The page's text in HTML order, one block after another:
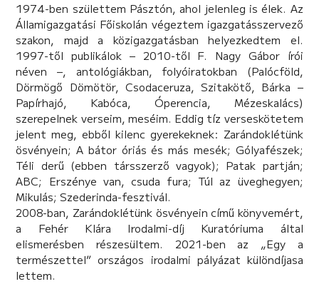
1974-ben születtem Pásztón, ahol jelenleg is élek. Az
Államigazgatási Főiskolán végeztem igazgatásszervező
szakon, majd a közigazgatásban helyezkedtem el.
1997-től publikálok – 2010-től F. Nagy Gábor írói
néven –, antológiákban, folyóiratokban (Palócföld,
Dörmögő Dömötör, Csodaceruza, Szitakötő, Bárka –
Papírhajó, Kabóca, Óperencia, Mézeskalács)
szerepelnek verseim, meséim. Eddig tíz verseskötetem
jelent meg, ebből kilenc gyerekeknek: Zarándoklétünk
ösvényein; A bátor óriás és más mesék; Gólyafészek;
Téli derű (ebben társszerző vagyok); Patak partján;
ABC; Erszénye van, csuda fura; Túl az üveghegyen;
Mikulás; Szederinda-fesztivál.
2008-ban, Zarándoklétünk ösvényein című könyvemért,
a Fehér Klára Irodalmi-díj Kuratóriuma által
elismerésben részesültem. 2021-ben az „Egy a
természettel” országos irodalmi pályázat különdíjasa
lettem.